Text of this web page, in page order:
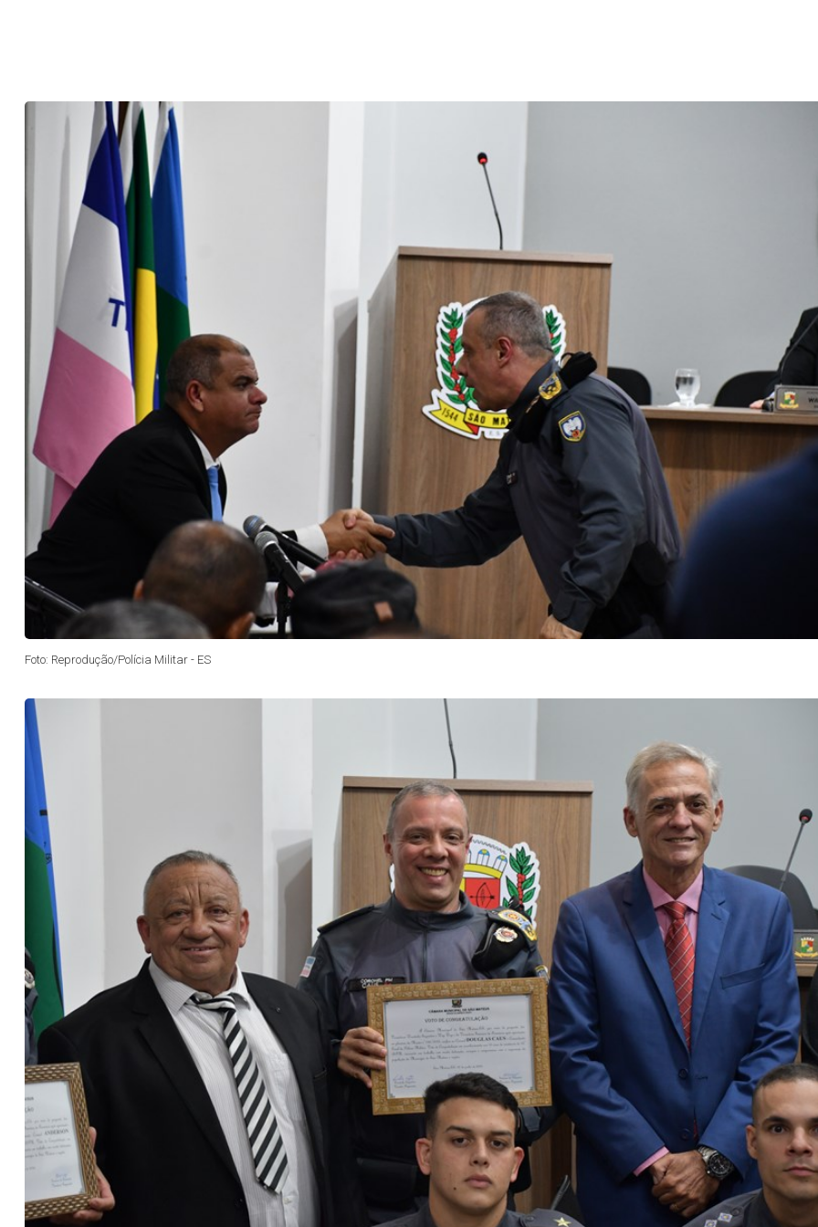
Foto: Reprodução/Polícia Militar - ES